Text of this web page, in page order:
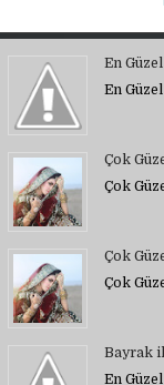
En
En
Çok
Çok
Çok
Çok
Bayrak
En